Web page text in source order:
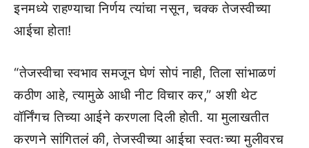
इनमध्ये राहण्याचा निर्णय त्यांचा नसून, चक्क तेजस्वीच्या
आईचा होता!
“तेजस्वीचा स्वभाव समजून घेणं सोपं नाही, तिला सांभाळणं
कठीण आहे, त्यामुळे आधी नीट विचार कर,” अशी थेट
वॉर्निंगच तिच्या आईने करणला दिली होती. या मुलाखतीत
करणने सांगितलं की, तेजस्वीच्या आईचा स्वतःच्या मुलीवरच